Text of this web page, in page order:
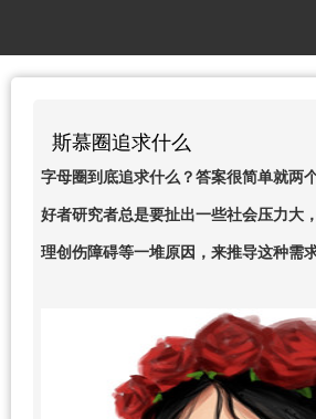
斯慕圈追求什么
字母圈到底追求什么？答案很简单就两
好者研究者总是要扯出一些社会压力大
理创伤障碍等一堆原因，来推导这种需